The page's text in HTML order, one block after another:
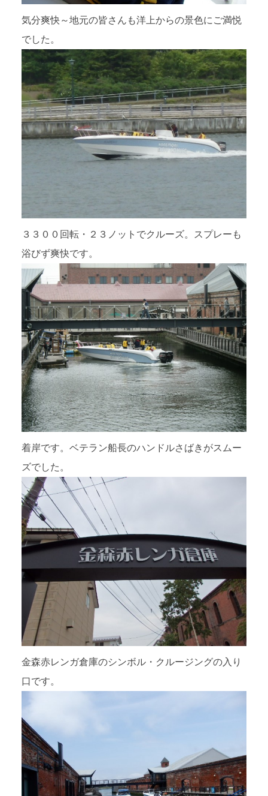
気分爽快～地元の皆さんも洋上からの景色にご満悦
でした。
３３００回転・２３ノットでクルーズ。スプレーも
浴びず爽快です。
着岸です。ベテラン船長のハンドルさばきがスムー
ズでした。
金森赤レンガ倉庫のシンボル・クルージングの入り
口です。